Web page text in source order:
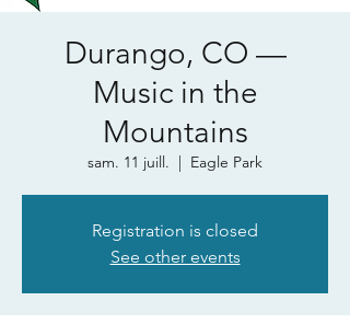
Durango, CO —
Music in the
Mountains
sam. 11 juill.
  |
Eagle Park
Registration is closed
See other events